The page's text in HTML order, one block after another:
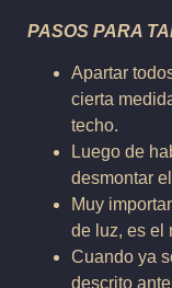
PASOS PARA
Apartar
cierta
techo.
Luego de
desmontar
Muy
de luz, es el
Cuando ya
descrito